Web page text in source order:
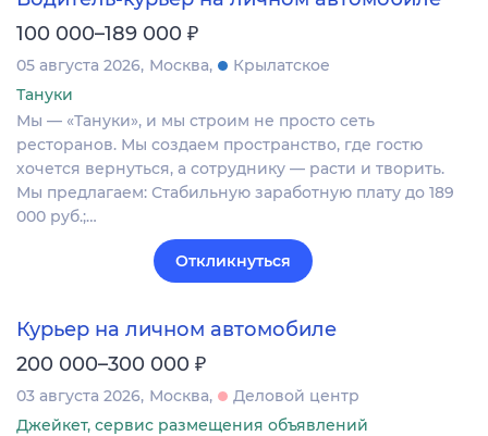
100 000–189 000 ₽
05 августа 2026 Москва
Крылатское
Тануки
Мы — «Тануки», и мы строим не просто сеть
ресторанов. Мы создаем пространство, где гостю
хочется вернуться, а сотруднику — расти и творить.
Мы предлагаем: Стабильную заработную плату до 189
000 руб.;…
Откликнуться
Курьер на личном автомобиле
200 000–300 000 ₽
03 августа 2026 Москва
Деловой центр
Джейкет, сервис размещения объявлений